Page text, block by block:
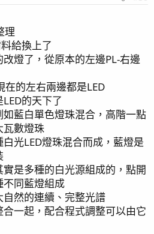
75L/min
幫忙製作主體
溫度設定26-27
理
給換上了
燈了，從原本的左邊PL-右邊
在的左右兩邊都是LED
的天下了
藍白單色燈珠混合，高階一點
瓦數燈珠
光LED燈珠混合而成，藍燈是
是多種的白光源組成的，點開
不同藍燈組成
然的連續、完整光譜
一起，配合程式調整可以由它